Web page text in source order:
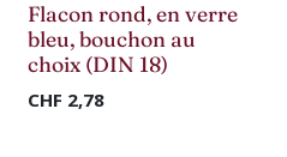
Flacon rond, en verre
bleu, bouchon au
choix (DIN 18)
CHF 2,78